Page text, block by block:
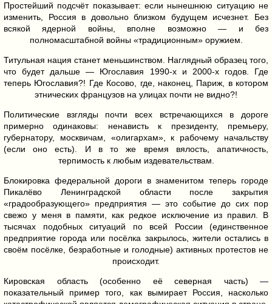
Простейший подсчёт показывает: если нынешнюю ситуацию не
изменить, Россия в довольно близком будущем исчезнет. Без
всякой ядерной войны, вполне возможно — и без
полномасштабной войны «традиционным» оружием.
Титульная нация станет меньшинством. Наглядный образец того,
что будет дальше — Югославия 1990-х и 2000-х годов. Где
теперь Югославия?! Где Косово, где, наконец, Париж, в котором
этнических французов на улицах почти не видно?!
Политические взгляды почти всех встречающихся в дороге
примерно одинаковы: ненависть к президенту, премьеру,
губернатору, москвичам, «олигархам», к рабочему начальству
(если оно есть). И в то же время вялость, апатичность,
терпимость к любым издевательствам.
Блокировка федеральной дороги в знаменитом теперь городе
Пикалёво Ленинградской области после закрытия
«градообразующего» предприятия — это событие до сих пор
свежо у меня в памяти, как редкое исключение из правил. В
тысячах подобных ситуаций по всей России (единственное
предприятие города или посёлка закрылось, жители остались в
своём посёлке, безработные и голодные) активных протестов не
происходит.
Кировская область (особенно её северная часть) —
показательный пример того, как вымирает Россия, насколько